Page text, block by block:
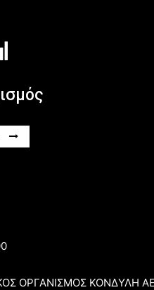
ΟΡΓΑΝΙΣΜΟΣ ΚΟΝΔΥΛΗ